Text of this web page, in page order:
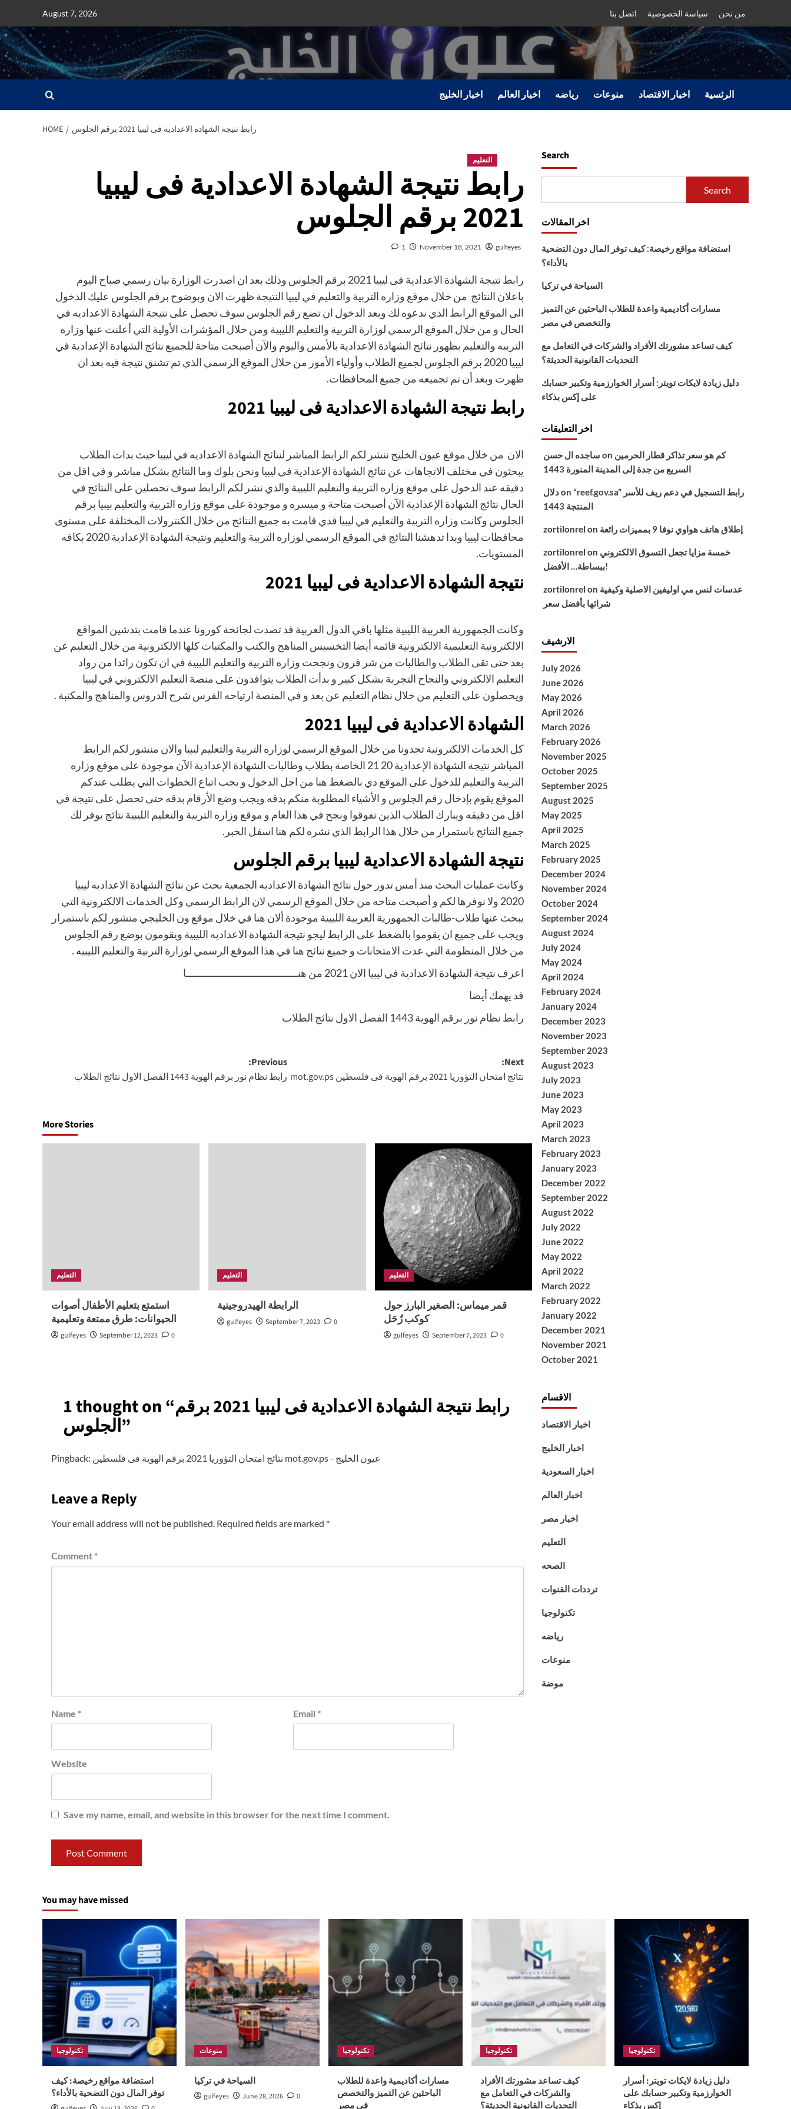
content
August 7, 2026 اتصل بنا سياسة الخصوصية من نحن
اخبار الخليج اخبار العالم رياضه منوعات اخبار الاقتصاد الرئسية
HOME رابط نتيجة الشهادة الاعدادية فى ليبيا 2021 برقم الجلوس
التعليم
رابط نتيجة الشهادة الاعدادية فى ليبيا
2021 برقم الجلوس
gulfeyes
November 18, 2021
1
رابط نتيجة الشهادة الاعدادية فى ليبيا 2021 برقم الجلوس وذلك بعد ان اصدرت الوزارة بيان رسمي صباح اليوم
باعلان النتائج من خلال موقع وزاره التربية والتعليم في ليبيا النتيجة ظهرت الان وبوضوح برقم الجلوس عليك الدخول
الى الموقع الرابط الذي ندعوه لك وبعد الدخول ان تضع رقم الجلوس سوف تحصل على نتيجة الشهادة الاعداديه في
الحال و من خلال الموقع الرسمي لوزارة التربية والتعليم الليبية ومن خلال المؤشرات الأولية التي أعلنت عنها وزاره
التربيه والتعليم بظهور نتائج الشهادة الاعدادية بالأمس واليوم والآن أصبحت متاحة للجميع نتائج الشهادة الإعدادية في
ليبيا 2020 برقم الجلوس لجميع الطلاب وأولياء الأمور من خلال الموقع الرسمي الذي تم تشنق نتيجة فيه بعد ان
ظهرت وبعد أن تم تجميعه من جميع المحافظات.
رابط نتيجة الشهادة الاعدادية فى ليبيا 2021
الان من خلال موقع عيون الخليج ننشر لكم الرابط المباشر لنتائج الشهادة الاعداديه في ليبيا حيث بدات الطلاب
يبحثون في مختلف الاتجاهات عن نتائج الشهادة الإعدادية في ليبيا ونحن بلوك وما النتائج بشكل مباشر و في اقل من
دقيقه عند الدخول على موقع وزاره التربية والتعليم الليبية والذي نشر لكم الرابط سوف تحصلين على النتائج في
الحال نتائج الشهادة الإعدادية الآن أصبحت متاحة و ميسره و موجودة على موقع وزاره التربية والتعليم بيبيا برقم
الجلوس وكانت وزاره التربية والتعليم في ليبيا قدي قامت به جميع النتائج من خلال الكنترولات المختلفة على مستوى
محافظات ليبيا وبدا تدهشنا النتائج في الموقع الرسمي لوزاره التربية والتعليم ونتيجة الشهادة الإعدادية 2020 بكافه
المستويات.
نتيجة الشهادة الاعدادية فى ليبيا 2021
وكانت الجمهورية العربية الليبية مثلها باقي الدول العربية قد تصدت لجائحة كورونا عندما قامت بتدشين المواقع
الالكترونية التعليمية الالكترونية قائمه أيضا التخسيس المناهج والكتب والمكتبات كلها الالكترونية من خلال التعليم عن
بعد حتى تقى الطلاب والطالبات من شر قرون ونجحت وزاره التربية والتعليم الليبية في ان تكون رائدا من رواد
التعليم الالكتروني والنجاح التجربة بشكل كبير و بدأت الطلاب يتوافدون على منصة التعليم الالكتروني في ليبيا
ويحصلون على التعليم من خلال نظام التعليم عن بعد و في المنصة ارتياحه الفرس شرح الدروس والمناهج والمكتبة .
الشهادة الاعدادية فى ليبيا 2021
كل الخدمات الالكترونية تجدونا من خلال الموقع الرسمي لوزاره التربية والتعليم ليبيا والان منشور لكم الرابط
المباشر نتيجة الشهادة الإعدادية 20 21 الخاصة بطلاب وطالبات الشهادة الإعدادية الآن موجودة على موقع وزاره
التربية والتعليم للدخول على الموقع دي بالضغط هنا من اجل الدخول و يجب اتباع الخطوات التي يطلب عندكم
الموقع يقوم بإدخال رقم الجلوس و الأشياء المطلوبة منكم بدقه ويجب وضع الأرقام بدقه حتى تحصل على نتيجة في
اقل من دقيقه ويبارك الطلاب الذين تفوقوا ونجح في هذا العام و موقع وزاره التربية والتعليم الليبية نتائج يوفر لك
جميع النتائج باستمرار من خلال هذا الرابط الذي نشره لكم هنا اسفل الخبر.
نتيجة الشهادة الاعدادية ليبيا برقم الجلوس
وكانت عمليات البحث منذ أمس تدور حول نتائج الشهادة الاعداديه الجمعية بحث عن نتائج الشهادة الاعداديه ليبيا
2020 ولا نوفرها لكم و أصبحت متاحه من خلال الموقع الرسمي لان الرابط الرسمي وكل الخدمات الالكترونية التي
يبحث عنها طلاب-طالبات الجمهورية العربية الليبية موجودة ألان هنا في خلال موقع ون الخليجي منشور لكم باستمرار
ويجب على جميع ان يقوموا بالضغط على الرابط ليجو نتيجة الشهادة الاعداديه الليبية ويقومون بوضع رقم الجلوس
من خلال المنظومة التي عدت الامتحانات و جميع نتائج هنا في هذا الموقع الرسمي لوزارة التربية والتعليم الليبيه .
اعرف نتيجة الشهادة الاعدادية في ليبيا الان 2021 من
هنــــــــــــــــــــــــــــــــــــــا
قد يهمك أيضا
رابط نظام نور برقم الهوية 1443 الفصل الاول نتائج الطلاب
Post
navigation
Previous:
رابط نظام نور برقم الهوية 1443 الفصل الاول نتائج الطلاب
Next:
نتائج امتحان التؤوريا 2021 برقم الهوية فى فلسطين mot.gov.ps
More Stories
التعليم
استمتع بتعليم الأطفال أصوات
الحيوانات: طرق ممتعة وتعليمية
gulfeyes September 12, 2023 0
التعليم
الرابطة الهيدروجينية
gulfeyes September 7, 2023 0
التعليم
قمر ميماس: الصغير البارز حول
كوكب زُحَل
gulfeyes September 7, 2023 0
1 thought on “رابط نتيجة الشهادة الاعدادية فى ليبيا 2021 برقم
الجلوس”
Pingback: نتائج امتحان التؤوريا 2021 برقم الهوية فى فلسطين mot.gov.ps - عيون الخليج
Leave a Reply
Your email address will not be published. Required fields are marked *
Comment *
Name * Email *
Website
Save my name, email, and website in this browser for the next time I comment.
Search
Search
اخر المقالات
استضافة مواقع رخيصة: كيف توفر المال دون التضحية
بالأداء؟
السياحة في تركيا
مسارات أكاديمية واعدة للطلاب الباحثين عن التميز
والتخصص في مصر
كيف تساعد مشورتك الأفراد والشركات في التعامل مع
التحديات القانونية الحديثة؟
دليل زيادة لايكات تويتر: أسرار الخوارزمية وتكبير حسابك
على إكس بذكاء
اخر التعليقات
ساجده ال حسن on كم هو سعر تذاكر قطار الحرمين
السريع من جدة إلى المدينة المنورة 1443
دلالon “reef.gov.sa” رابط التسجيل في دعم ريف للأسر
المنتجة 1443
zortilonrel on إطلاق هاتف هواوي نوفا 9 بمميزات رائعة
zortilonrel on خمسة مزايا تجعل التسوق الالكتروني
ببساطة… الأفضل!
zortilonrel on عدسات لنس مي اوليفين الاصلية وكيفية
شرائها بأفضل سعر
الارشيف
July 2026
June 2026
May 2026
April 2026
March 2026
February 2026
November 2025
October 2025
September 2025
August 2025
May 2025
April 2025
March 2025
February 2025
December 2024
November 2024
October 2024
September 2024
August 2024
July 2024
May 2024
April 2024
February 2024
January 2024
December 2023
November 2023
September 2023
August 2023
July 2023
June 2023
May 2023
April 2023
March 2023
February 2023
January 2023
December 2022
September 2022
August 2022
July 2022
June 2022
May 2022
April 2022
March 2022
February 2022
January 2022
December 2021
November 2021
October 2021
الاقسام
اخبار الاقتصاد
اخبار الخليج
اخبار السعودية
اخبار العالم
اخبار مصر
التعليم
الصحه
ترددات القنوات
تكنولوجيا
رياضه
منوعات
موضة
You may have missed
تكنولوجيا
استضافة مواقع رخيصة: كيف
توفر المال دون التضحية بالأداء؟
منوعات
السياحة في تركيا
gulfeyes June 28, 2026 0
تكنولوجيا
مسارات أكاديمية واعدة للطلاب
الباحثين عن التميز والتخصص
في مصر
تكنولوجيا
كيف تساعد مشورتك الأفراد
والشركات في التعامل مع
التحديات القانونية الحديثة؟
تكنولوجيا
دليل زيادة لايكات تويتر: أسرار
الخوارزمية وتكبير حسابك على
إكس بذكاء